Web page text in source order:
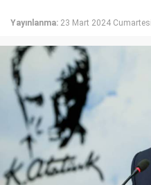
Yayınlanma: 23 Mart 2024